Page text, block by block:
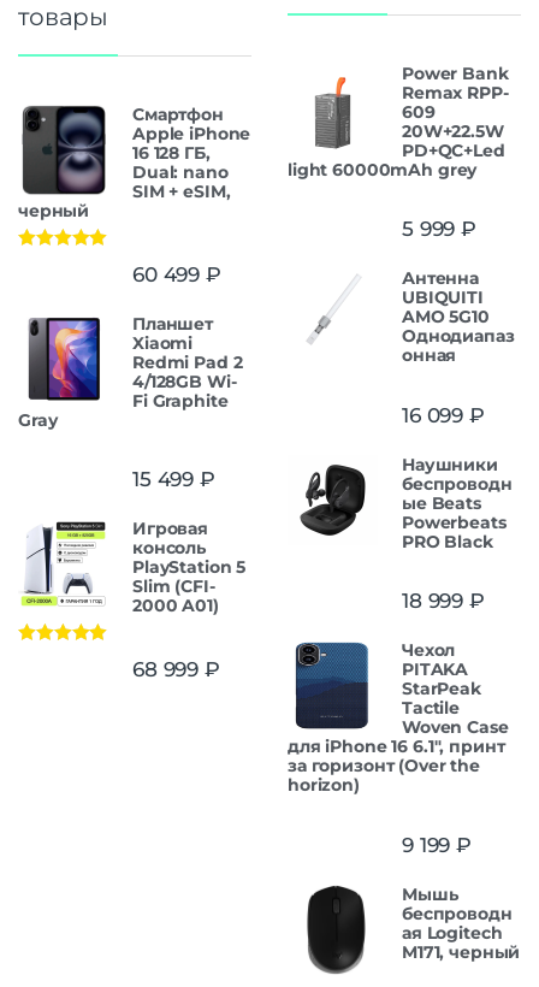
товары
Смартфон
Apple iPhone
16 128 ГБ,
Dual: nano
SIM + eSIM,
черный
60 499 ₽
Планшет
Xiaomi
Redmi Pad 2
4/128GB Wi-
Fi Graphite
Gray
15 499 ₽
Игровая
консоль
PlayStation 5
Slim (CFI-
2000 A01)
68 999 ₽
Power Bank
Remax RPP-
609
20W+22.5W
PD+QC+Led
light 60000mAh grey
5 999 ₽
Антенна
UBIQUITI
AMO 5G10
Однодиапаз
онная
16 099 ₽
Наушники
беспроводн
ые Beats
Powerbeats
PRO Black
18 999 ₽
Чехол
PITAKA
StarPeak
Tactile
Woven Case
для iPhone 16 6.1", принт
за горизонт (Over the
horizon)
9 199 ₽
Мышь
беспроводн
ая Logitech
M171, черный